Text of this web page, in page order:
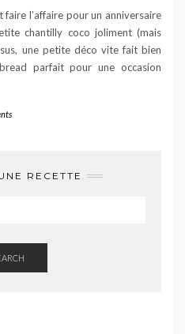
faire l’affaire pour un anniversaire
chantilly coco joliment (mais
une petite déco vite fait bien
parfait pour une occasion
RECETTE